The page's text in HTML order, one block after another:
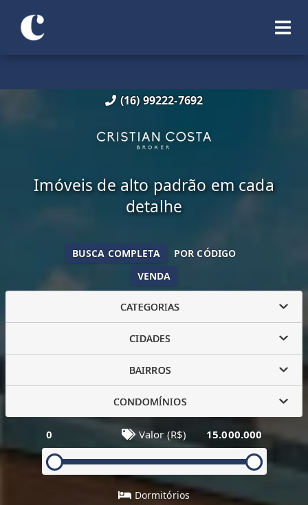
(16) 99222-7692
Imóveis de alto padrão em cada
detalhe
VENDA
BUSCA COMPLETA POR CÓDIGO
CATEGORIAS
CIDADES
BAIRROS
CONDOMÍNIOS
0 Valor (R$) 15.000.000
Dormitórios